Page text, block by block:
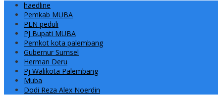
haedline
Pemkab MUBA
PLN peduli
PJ Bupati MUBA
Pemkot kota palembang
Gubernur Sumsel
Herman Deru
Pj Walikota Palembang
Muba
Dodi Reza Alex Noerdin